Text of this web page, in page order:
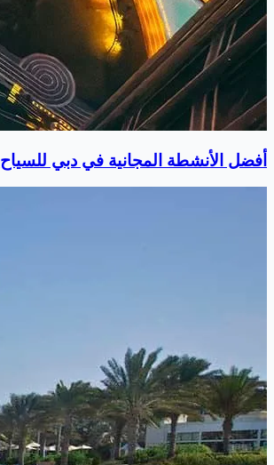
أفضل الأنشطة المجانية في دبي للسياح 2026